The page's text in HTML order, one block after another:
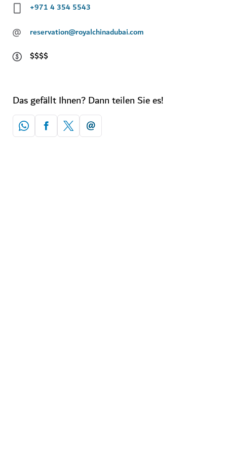
+971 4 354 5543
@
reservation@royalchinadubai.com
$$$$
Das gefällt Ihnen? Dann teilen Sie es!